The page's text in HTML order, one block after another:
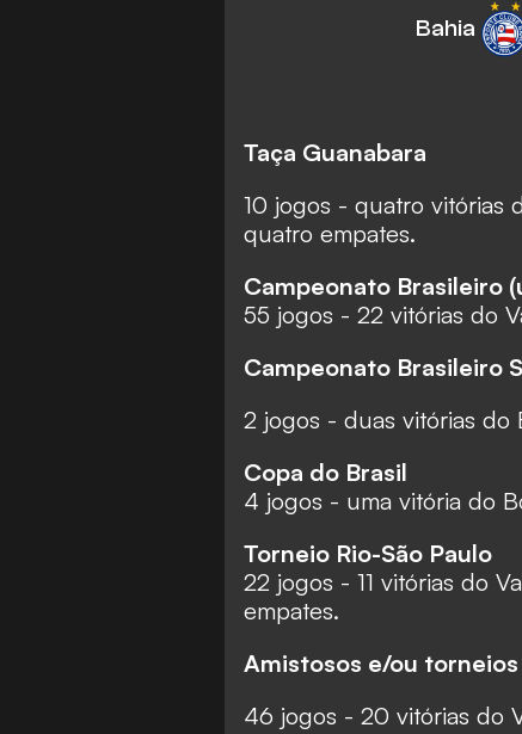
Bahia
Taça Guanabara
10 jogos - quatro vitórias
quatro empates.
Campeonato Brasileiro
55 jogos - 22 vitórias do
Campeonato Brasileiro
2 jogos - duas vitórias do
Copa do Brasil
4 jogos - uma vitória do
Torneio Rio-São Paulo
22 jogos - 11 vitórias do
empates.
Amistosos e/ou
46 jogos - 20 vitórias do